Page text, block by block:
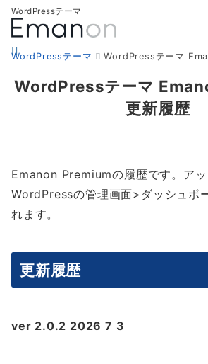
WordPressテーマ
WordPressテーマ WordPressテーマ
WordPressテーマ
更新履歴
Emanon Premiumの履歴です。アッ
WordPressの管理画面>ダッシュボ
れます。
更新履歴
ver 2.0.2 2026 7 3